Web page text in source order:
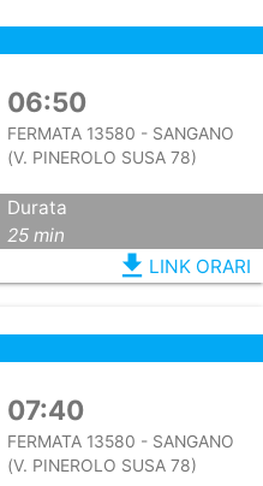
06:50
FERMATA 13580 - SANGANO
(V. PINEROLO SUSA 78)
Durata
25 min
file_download LINK ORARI
07:40
FERMATA 13580 - SANGANO
(V. PINEROLO SUSA 78)